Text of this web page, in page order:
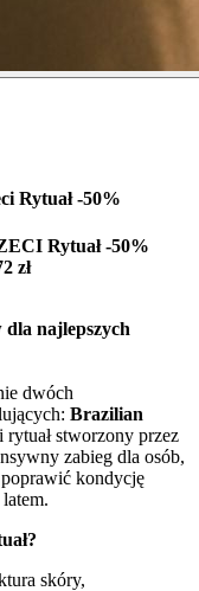
Rytuał -50%
Rytuał -50%
zł
najlepszych
dwóch
Brazilian
rytuał stworzony przez
zabieg dla osób,
kondycję
skóry,